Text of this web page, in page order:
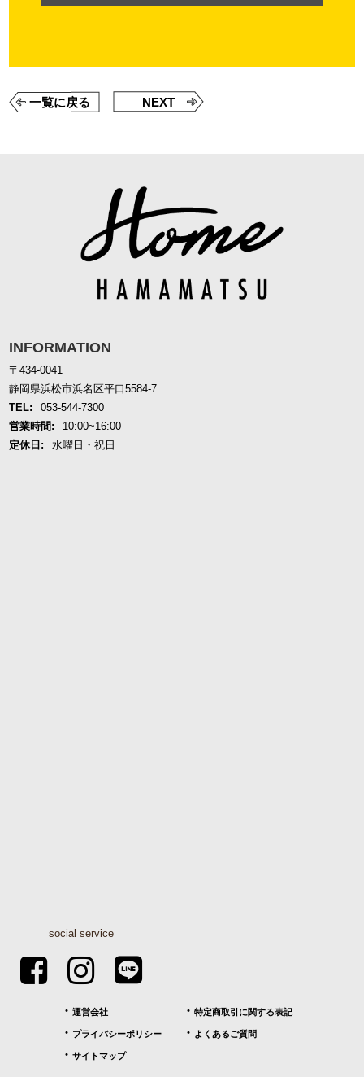
一覧に戻る NEXT
INFORMATION
〒434-0041
静岡県浜松市浜名区平口5584-7
TEL:
053-544-7300
営業時間:
10:00~16:00
定休日:
水曜日・祝日
social service
運営会社 特定商取引に関する表記
プライバシーポリシー よくあるご質問
サイトマップ